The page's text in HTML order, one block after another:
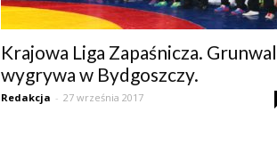
Krajowa Liga Zapaśnicza.
wygrywa w Bydgoszczy.
Redakcja - 27 września 2017